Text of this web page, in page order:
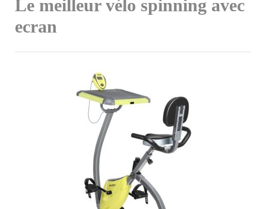
Le meilleur vélo spinning avec
ecran